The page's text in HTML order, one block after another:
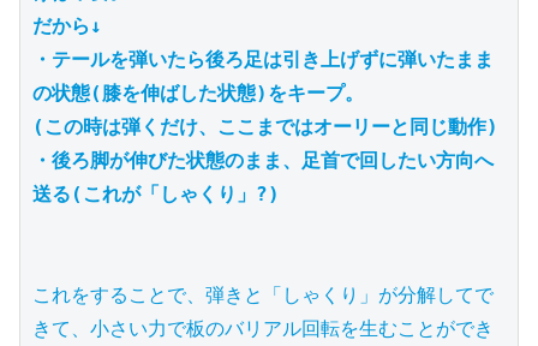
だから↓
・テールを弾いたら後ろ足は引き上げずに弾いたまま
の状態(膝を伸ばした状態)をキープ。
(この時は弾くだけ、ここまではオーリーと同じ動作)
・後ろ脚が伸びた状態のまま、足首で回したい方向へ
送る(これが「しゃくり」?)
これをすることで、弾きと「しゃくり」が分解してで
きて、小さい力で板のバリアル回転を生むことができ